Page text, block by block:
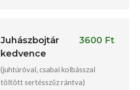
Juhászbojtár
kedvence
3600 Ft
(juhtúróval, csabai kolbásszal
töltött sertésszűz rántva)